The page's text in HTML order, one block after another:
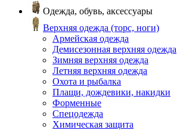
Одежда, обувь, аксессуары
Верхняя одежда (торс, ноги)
Армейская одежда
Демисезонная верхняя одежда
Зимняя верхняя одежда
Летняя верхняя одежда
Охота и рыбалка
Плащи, дождевики, накидки
Форменные
Спецодежда
Химическая защита